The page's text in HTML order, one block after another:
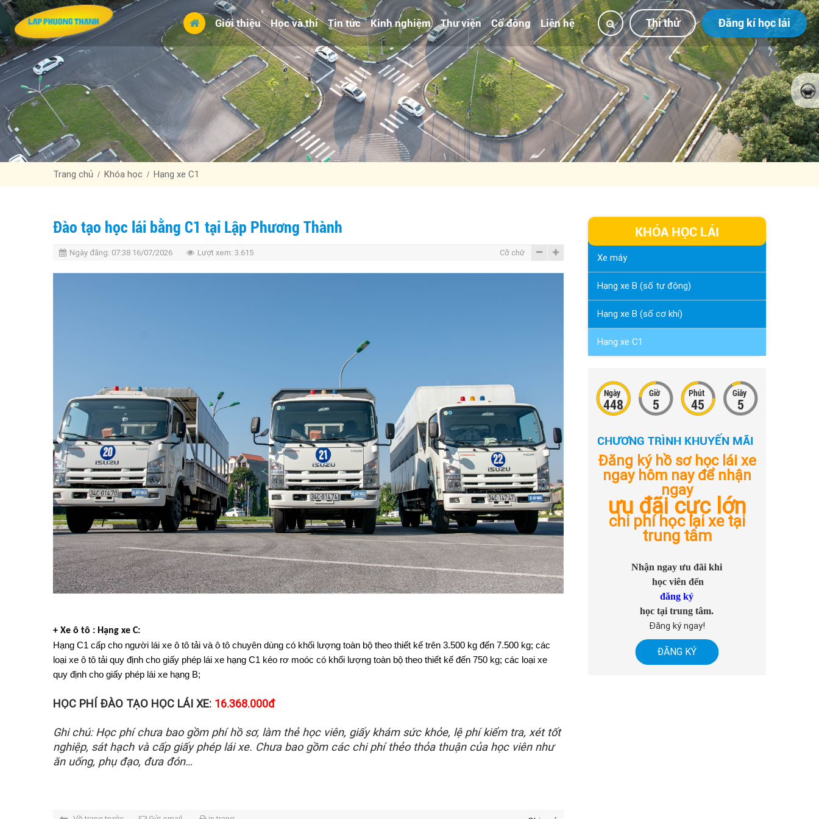
Giới thiệu Học và thi Tin tức Kinh nghiệm Thư viện Cổ đông Liên hệ Thi thử Đăng kí học lái
Trang chủ Khóa học Hạng xe C1
Đào tạo học lái bằng C1 tại Lập Phương Thành
Ngày đăng: 07:38 16/07/2026 Lượt xem: 3.615 Cỡ chữ
+ Xe ô tô : Hạng xe C:
Hạng C1 cấp cho người lái xe ô tô tải và ô tô chuyên dùng có khối lượng toàn bộ theo thiết kế trên 3.500 kg đến 7.500 kg; các
loại xe ô tô tải quy định cho giấy phép lái xe hạng C1 kéo rơ moóc có khối lượng toàn bộ theo thiết kế đến 750 kg; các loại xe
quy định cho giấy phép lái xe hạng B;
HỌC PHÍ ĐÀO TẠO HỌC LÁI XE: 16.368.000đ
Ghi chú: Học phí chưa bao gồm phí hồ sơ, làm thẻ học viên, giấy khám sức khỏe, lệ phí kiểm tra, xét tốt
nghiệp, sát hạch và cấp giấy phép lái xe. Chưa bao gồm các chi phí thẻo thỏa thuận của học viên như
ăn uống, phụ đạo, đưa đón…
KHÓA HỌC LÁI
Xe máy
Hạng xe B (số tự động)
Hạng xe B (số cơ khí)
Hạng xe C1
Ngày
448
Giờ
5
Phút
45
Giây
6
CHƯƠNG TRÌNH KHUYẾN MÃI
Đăng ký hồ sơ học lái xe
ngay hôm nay để nhận
ngay
ưu đãi cực lớn
chi phí học lại xe tại
trung tâm
Nhận ngay ưu đãi khi
học viên đến
đăng ký
học tại trung tâm.
Đăng ký ngay!
ĐĂNG KÝ